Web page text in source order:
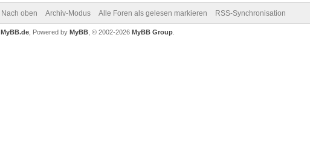
Nach oben Archiv-Modus Alle Foren als gelesen markieren RSS-Synchronisation
MyBB.de, Powered by MyBB, © 2002-2026 MyBB Group.